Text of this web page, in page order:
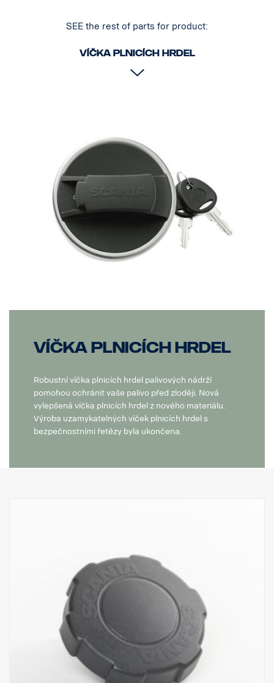
SEE the rest of parts for product:
Víčka plnicích hrdel
Víčka plnicích hrdel
Robustní víčka plnicích hrdel palivových nádrží
pomohou ochránit vaše palivo před zloději. Nová
vylepšená víčka plnicích hrdel z nového materiálu.
Výroba uzamykatelných víček plnicích hrdel s
bezpečnostními řetězy byla ukončena.